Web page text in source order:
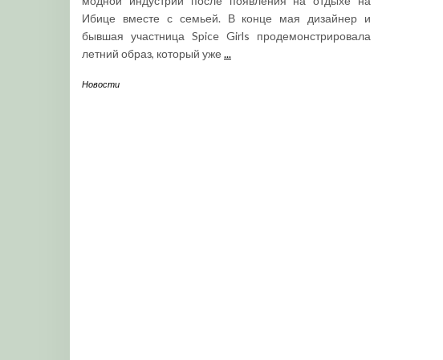
Ибице вместе с семьей. В конце мая дизайнер и
бывшая участница Spice Girls продемонстрировала
летний образ, который уже ...
Новости